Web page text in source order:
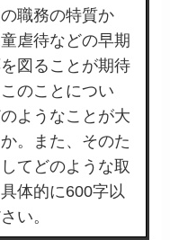
職務の特質か
虐待などの早期
図ることが期待
のことについ
ようなことが大
。また、そのた
てどのような取
体的に600字以
い。